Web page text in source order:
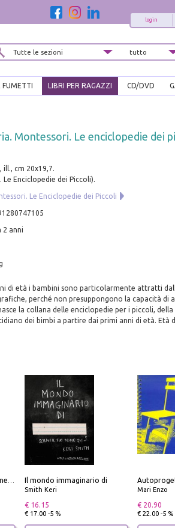
login
FUMETTI LIBRI PER RAGAZZI CD/DVD
Montessori. Le enciclopedie dei
ill., cm 20x19,7.
Le Enciclopedie dei Piccoli).
Le Enciclopedie dei Piccoli
2 anni
di età i bambini sono particolarmente attratti
perché non presuppongono la capacità di
la collana delle enciclopedie per i piccoli,
dei bimbi a partire dai primi anni di età. Età
Il mondo immaginario di
Smith Keri
€ 16.15
€ 17.00 -5 %
Mari Enzo
€ 20.90
€ 22.00 -5 %